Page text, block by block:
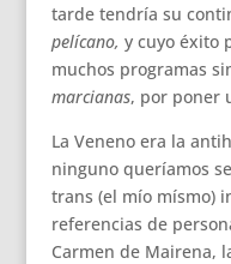
tarde tendría su
pelícano, y cuyo éxito
muchos programas
marcianas, por poner
La Veneno era la
ninguno queríamos
trans (el mío mísmo)
referencias de
Carmen de Mairena,